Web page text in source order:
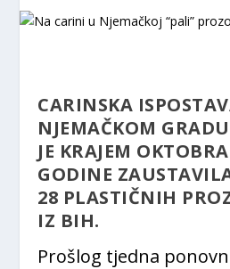
CARINSKA
NJEMAČKOM
JE KRAJEM
GODINE
28 PLASTIČNIH
IZ BIH.
Prošlog tjedna